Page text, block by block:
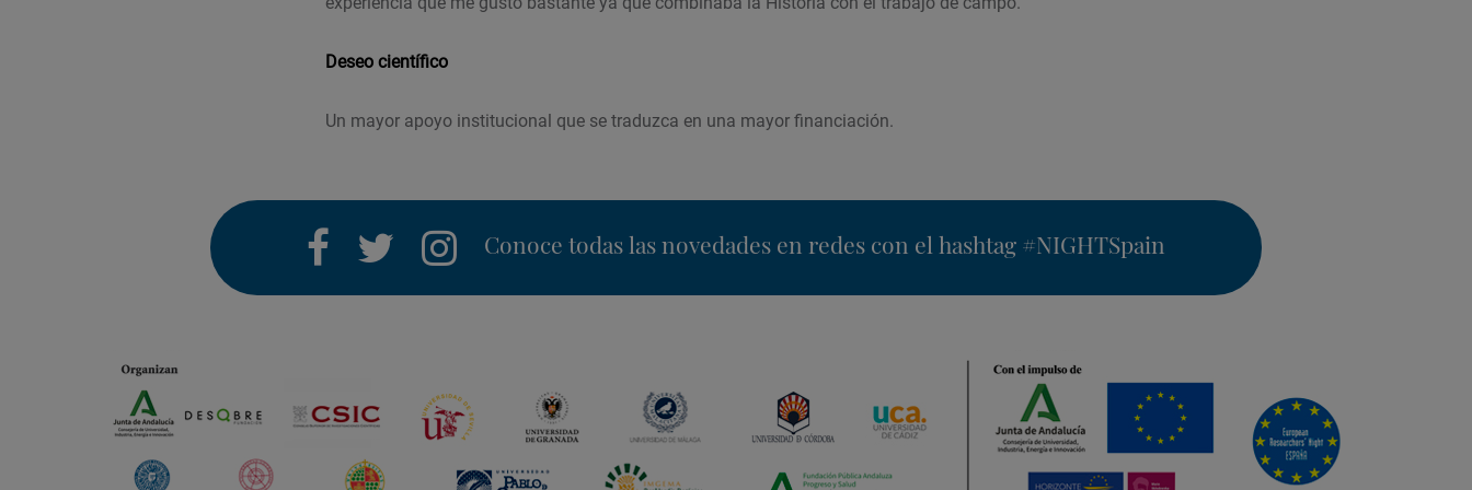
Deseo científico
Un mayor apoyo institucional que se traduzca en una mayor financiación.
facebooktwitter instagram
Conoce todas las novedades en redes con el hashtag #NIGHTSpain